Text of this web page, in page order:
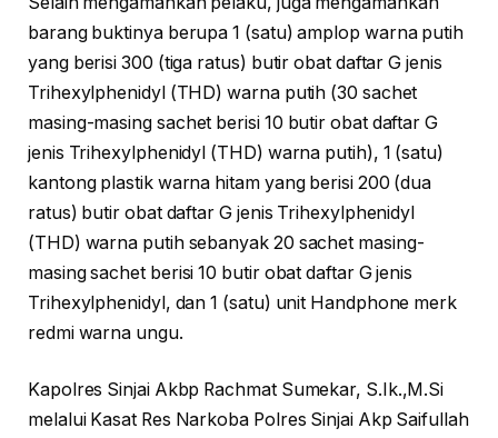
barang buktinya berupa 1 (satu) amplop warna putih
yang berisi 300 (tiga ratus) butir obat daftar G jenis
Trihexylphenidyl (THD) warna putih (30 sachet
masing-masing sachet berisi 10 butir obat daftar G
jenis Trihexylphenidyl (THD) warna putih), 1 (satu)
kantong plastik warna hitam yang berisi 200 (dua
ratus) butir obat daftar G jenis Trihexylphenidyl
(THD) warna putih sebanyak 20 sachet masing-
masing sachet berisi 10 butir obat daftar G jenis
Trihexylphenidyl, dan 1 (satu) unit Handphone merk
redmi warna ungu.
Kapolres Sinjai Akbp Rachmat Sumekar, S.Ik.,M.Si
melalui Kasat Res Narkoba Polres Sinjai Akp Saifullah